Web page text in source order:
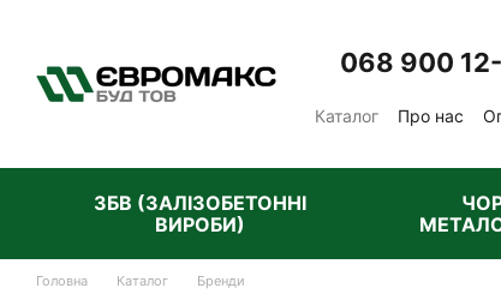
068 900
Каталог Про нас
ЗБВ (ЗАЛІЗОБЕТОННІ
ВИРОБИ)
Головна Каталог Бренди